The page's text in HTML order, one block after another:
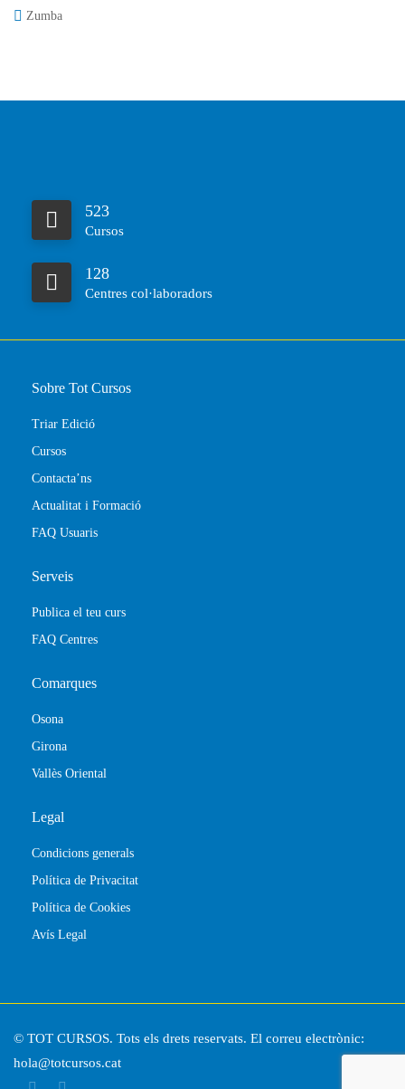
Zumba
523
Cursos
128
Centres col·laboradors
Sobre Tot Cursos
Triar Edició
Cursos
Contacta’ns
Actualitat i Formació
FAQ Usuaris
Serveis
Publica el teu curs
FAQ Centres
Comarques
Osona
Girona
Vallès Oriental
Legal
Condicions generals
Política de Privacitat
Política de Cookies
Avís Legal
© TOT CURSOS. Tots els drets reservats. El correu electrònic:
hola@totcursos.cat